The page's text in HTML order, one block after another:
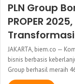
PLN Group
PROPER
JAKARTA, biem.co —
bisnis berbasis
Group berhasil meraih